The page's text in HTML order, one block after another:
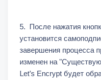
5. После нажатия
установится
завершения процесса
изменен на
Let’s Encrypt будет